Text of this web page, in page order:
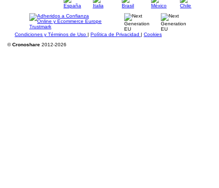
Condiciones y Términos de Uso | Política de Privacidad | Cookies
©Cronoshare 2012-2026